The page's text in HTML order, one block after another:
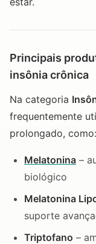
Principais
insônia crônica
Na categoria
frequentemente
prolongado, como:
Melatonina –
biológico
Melatonina
suporte
Triptofano –